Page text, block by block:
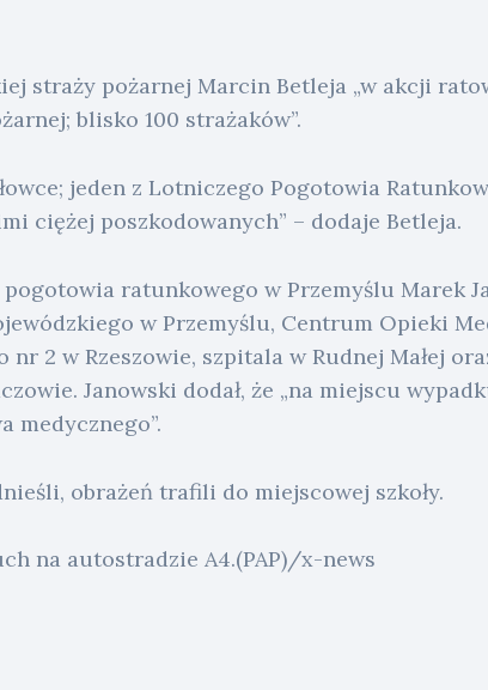
straży pożarnej Marcin Betleja „w akcji
blisko 100 strażaków”.
jeden z Lotniczego Pogotowia
ciężej poszkodowanych” – dodaje Betleja.
ratunkowego w Przemyślu Marek
w Przemyślu, Centrum Opieki
nr 2 w Rzeszowie, szpitala w Rudnej Małej
Janowski dodał, że „na miejscu
medycznego”.
obrażeń trafili do miejscowej szkoły.
na autostradzie A4.(PAP)/x-news